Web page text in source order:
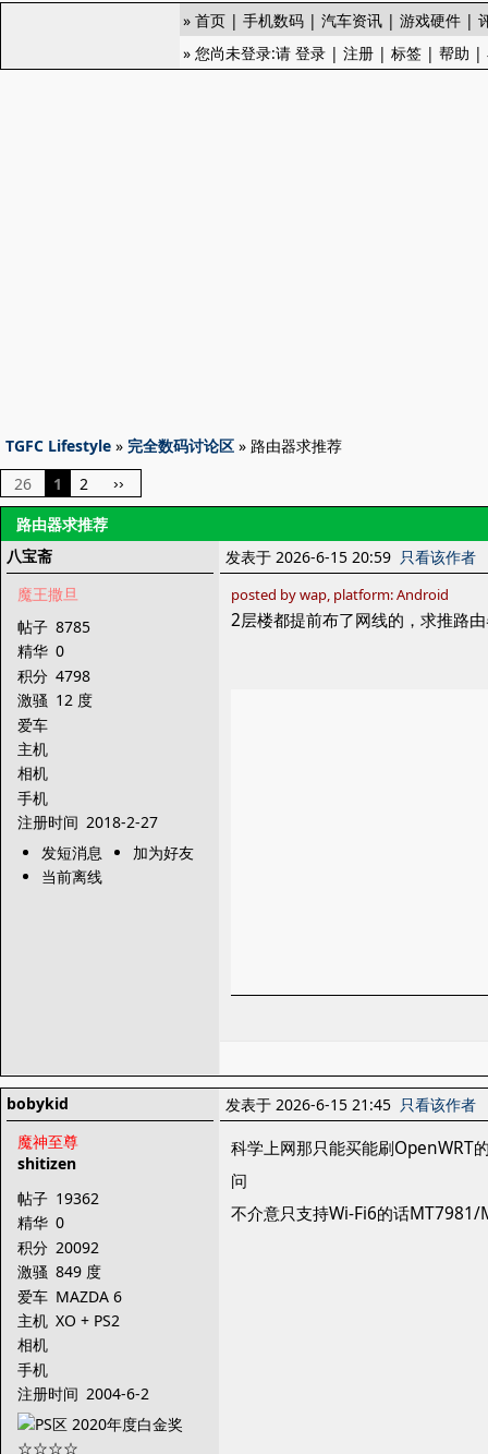
» 首页 | 手机数码 | 汽车资讯 | 游戏硬件 |
» 您尚未登录:请 登录 | 注册 | 标签 | 帮助 |
TGFC Lifestyle » 完全数码讨论区 » 路由器求推荐
26
1 2 ››
路由器求推荐
八宝斋
魔王撒旦
帖子 8785
精华 0
积分 4798
激骚 12 度
爱车
主机
相机
手机
注册时间 2018-2-27
发短消息
加为好友
当前离线
发表于 2026-6-15 20:59 只看该作者
posted by wap, platform: Android
2层楼都提前布了网线的，求推路
bobykid
魔神至尊
shitizen
帖子 19362
精华 0
积分 20092
激骚 849 度
爱车 MAZDA 6
主机 XO + PS2
相机
手机
注册时间 2004-6-2
发表于 2026-6-15 21:45 只看该作者
科学上网那只能买能刷OpenWRT
问
不介意只支持Wi-Fi6的话